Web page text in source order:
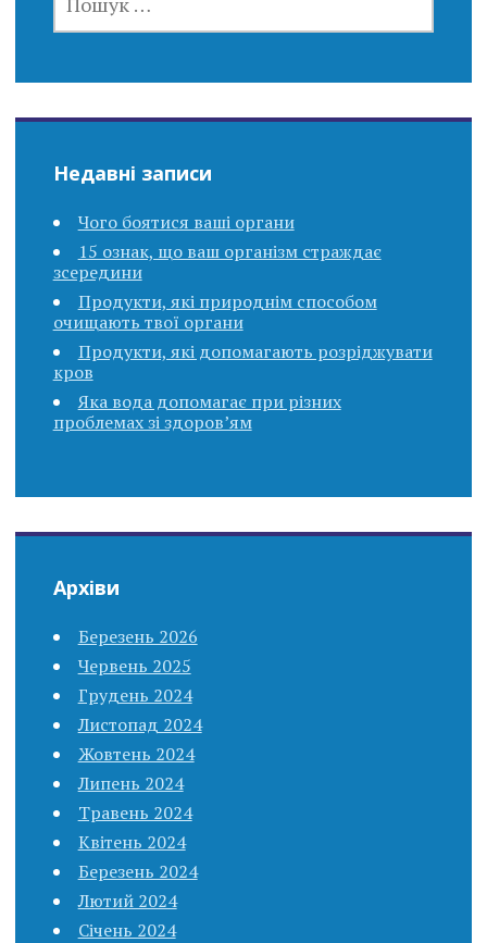
Недавні записи
Чого боятися ваші органи
15 ознак, що ваш організм страждає
зсередини
Продукти, які природнім способом
очищають твої органи
Продукти, які допомагають розріджувати
кров
Яка вода допомагає при різних
проблемах зі здоров’ям
Архіви
Березень 2026
Червень 2025
Грудень 2024
Листопад 2024
Жовтень 2024
Липень 2024
Травень 2024
Квітень 2024
Березень 2024
Лютий 2024
Січень 2024